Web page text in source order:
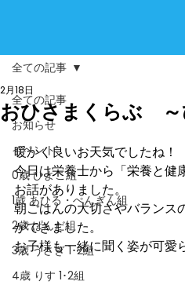
全ての記事
お知らせ
イベント
0歳 ひよこ組
1歳 あひる・ぺんぎん組
2歳 ぱんだ組
3歳 うさぎ 1･2組
4歳 りす 1･2組
全ての記事
おひさまくらぶ ～
2月18日
暖かく良いお天気でしたね！
今日は栄養士から「栄養と健
お話がありました。
朝ごはんの大切さやバランス
ができました。
お子様も一緒に聞く姿が可愛